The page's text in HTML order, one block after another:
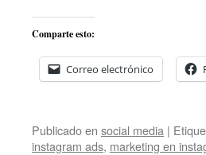
Comparte esto:
Correo electrónico
Publicado en social media |
instagram ads, marketing en